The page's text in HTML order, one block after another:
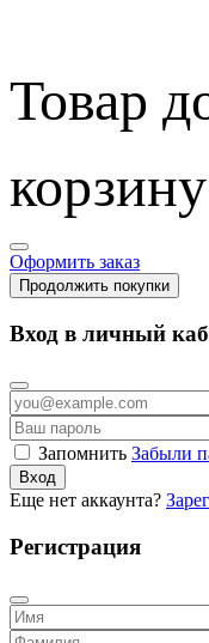
Товар
корзину
Оформить заказ
Продолжить покупки
Вход в личный
Запомнить Забыли
Вход
Еще нет аккаунта?
Регистрация